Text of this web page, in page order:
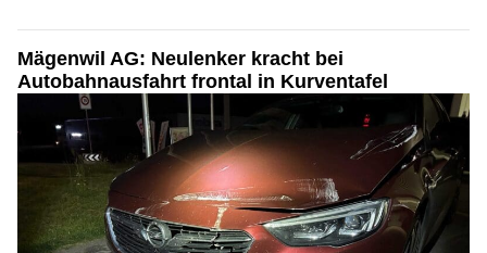
Mägenwil AG: Neulenker kracht bei
Autobahnausfahrt frontal in Kurventafel